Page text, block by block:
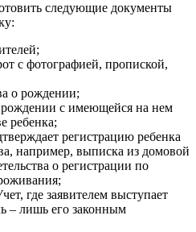
следующие документы
с фотографией, пропиской,
о рождении;
рождении с имеющейся на нем
ребенка;
регистрацию ребенка
например, выписка из домовой
о регистрации по
где заявителем выступает
– лишь его законным